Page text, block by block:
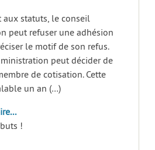
aux statuts, le conseil
peut refuser une adhésion
le motif de son refus.
peut décider de
de cotisation. Cette
un an (…)
!